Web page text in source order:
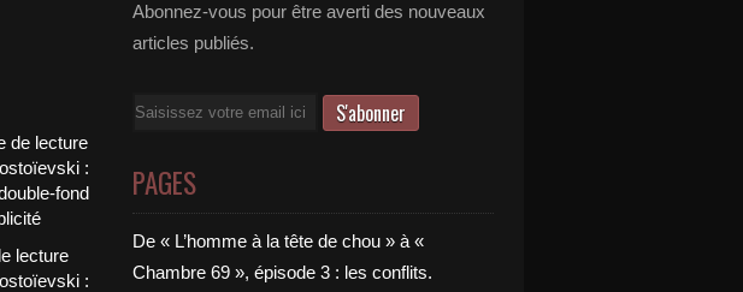
lecture
:
Abonnez-vous pour être averti des nouveaux
articles publiés.
Email
PAGES
De « L’homme à la tête de chou » à «
Chambre 69 », épisode 3 : les conflits.